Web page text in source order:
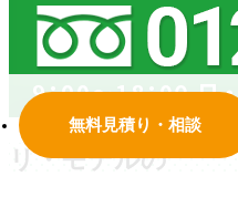
無料見積り・相談
リ・モデルの